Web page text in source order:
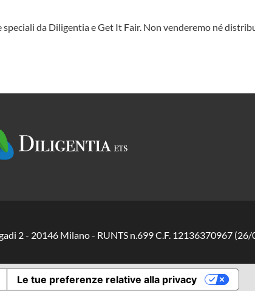
da Diligentia e Get It Fair. Non venderemo né
2 - 20146 Milano - RUNTS n.699 C.F. 12136370967
Le tue preferenze relative alla privacy